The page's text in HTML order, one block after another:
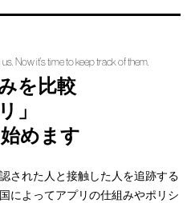
Now it’s time to keep track of them.
を比較
」
めます
された人と接触した人を追跡する
によってアプリの仕組みやポリシ